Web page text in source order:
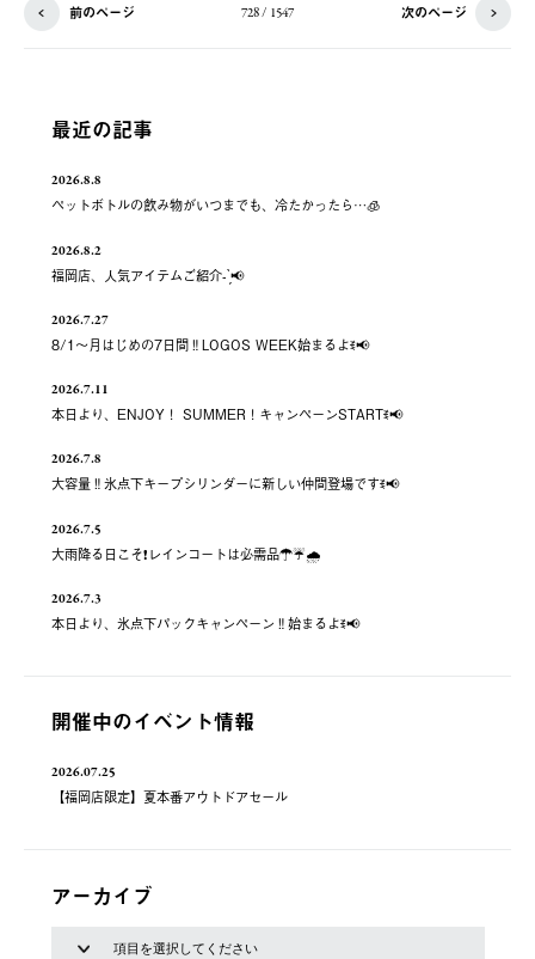
前のページ 728 / 1547 次のページ
最近の記事
2026.8.8
ペットボトルの飲み物がいつまでも、冷たかったら…🧊
2026.8.2
福岡店、人気アイテムご紹介- ̗̀📢
2026.7.27
8/1～月はじめの7日間‼️LOGOS WEEK始まるよꉂ📢
2026.7.11
本日より、ENJOY！ SUMMER！キャンペーンSTARTꉂ📢
2026.7.8
大容量‼️氷点下キープシリンダーに新しい仲間登場ですꉂ📢
2026.7.5
大雨降る日こそ❗️レインコートは必需品☂️☔️🌧
2026.7.3
本日より、氷点下パックキャンペーン‼️始まるよꉂ📢
開催中のイベント情報
2026.07.25
【福岡店限定】夏本番アウトドアセール
アーカイブ